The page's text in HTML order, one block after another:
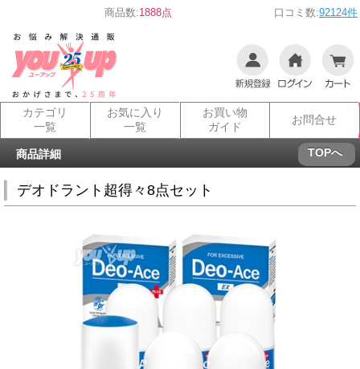
商品数:1888点 口コミ数:92124件
カテゴリ
一覧
お気に入り
一覧
お買い物
ガイド
お問合せ
商品詳細 TOPへ
デオドラント超得々8点セット